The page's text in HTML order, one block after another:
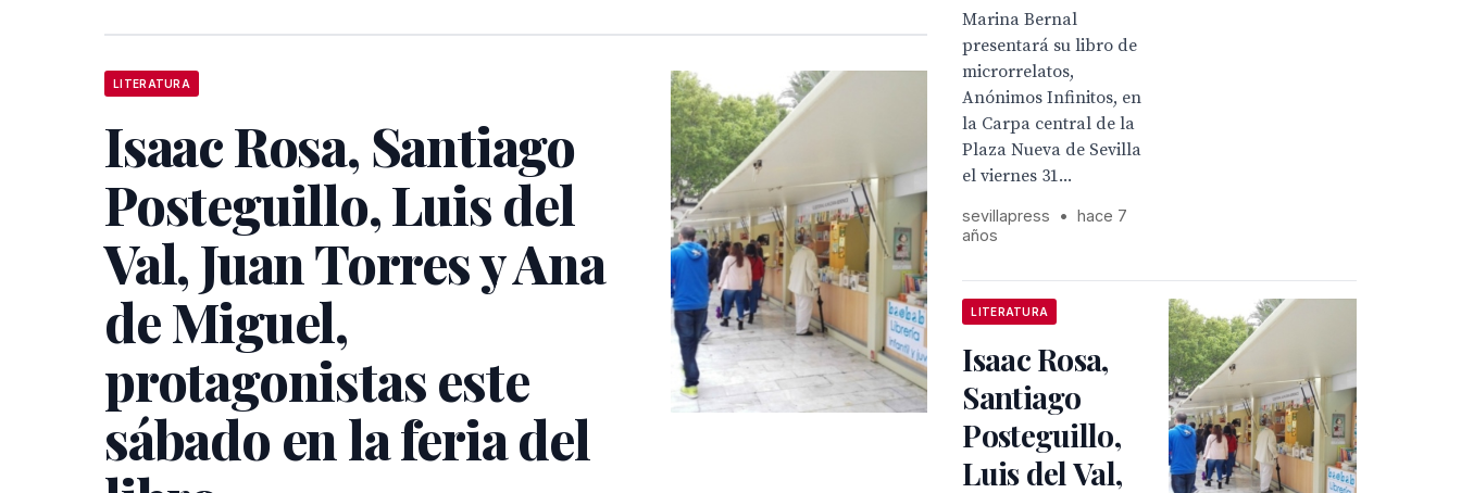
LITERATURA
Isaac Rosa, Santiago
Posteguillo, Luis del
Val, Juan Torres y Ana
de Miguel,
protagonistas este
sábado en la feria del
Marina Bernal
presentará su libro de
microrrelatos,
Anónimos Infinitos, en
la Carpa central de la
Plaza Nueva de Sevilla
el viernes 31...
sevillapress •
hace 7
años
LITERATURA
Isaac Rosa,
Santiago
Posteguillo,
Luis del Val,